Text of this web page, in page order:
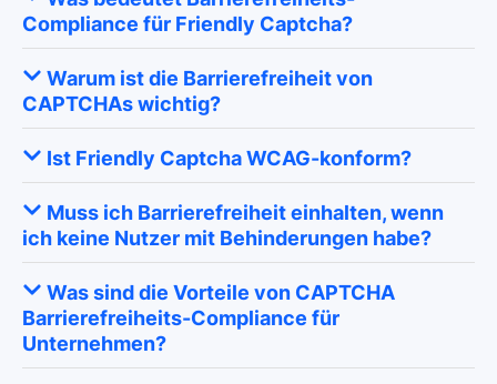
Compliance für Friendly Captcha?
Warum ist die Barrierefreiheit von
CAPTCHAs wichtig?
Ist Friendly Captcha WCAG-konform?
Muss ich Barrierefreiheit einhalten, wenn
ich keine Nutzer mit Behinderungen habe?
Was sind die Vorteile von CAPTCHA
Barrierefreiheits-Compliance für
Unternehmen?